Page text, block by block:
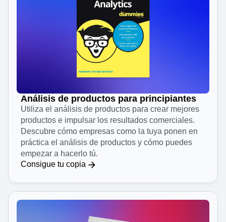
Análisis de productos para principiantes
Utiliza el análisis de productos para crear mejores
productos e impulsar los resultados comerciales.
Descubre cómo empresas como la tuya ponen en
práctica el análisis de productos y cómo puedes